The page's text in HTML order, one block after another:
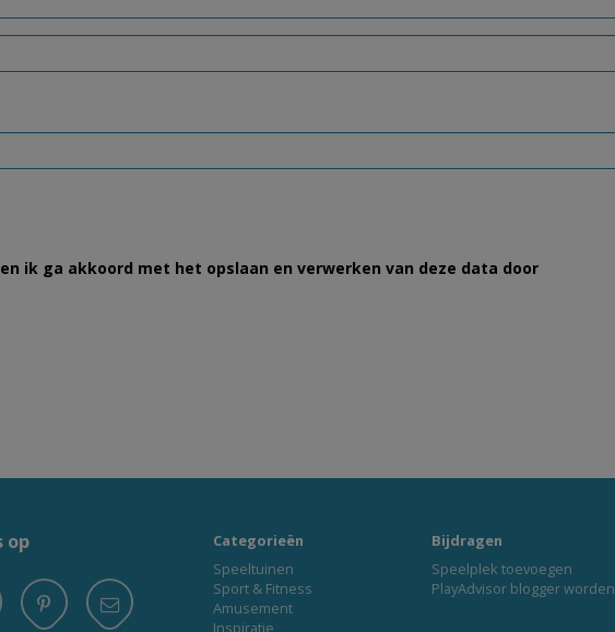
ik ga akkoord met het opslaan en verwerken van deze data door
op
Categorieën
Speeltuinen
Sport & Fitness
Amusement
Inspiratie
Bijdragen
Speelplek toevoegen
PlayAdvisor blogger worden